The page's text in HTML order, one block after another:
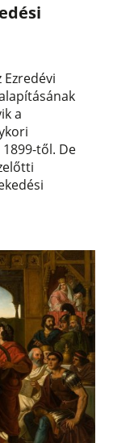
a
től. De